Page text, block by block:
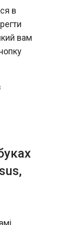
в
вам